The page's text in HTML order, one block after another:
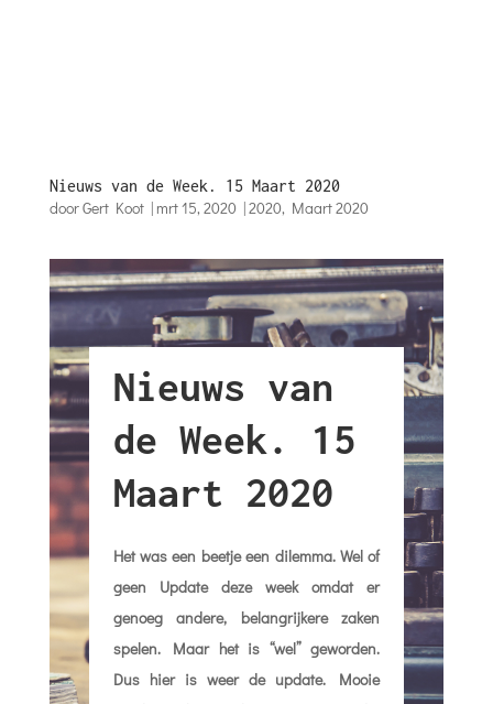
Nieuws van de Week. 15 Maart 2020
doorGert Koot| mrt 15, 2020 |2020, Maart 2020
Nieuws van
de Week. 15
Maart 2020
Het was een beetje een dilemma. Wel of
geen Update deze week omdat er
genoeg andere, belangrijkere zaken
spelen. Maar het is “wel” geworden.
Dus hier is weer de update. Mooie